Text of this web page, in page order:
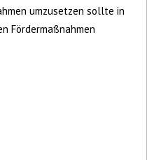
umzusetzen sollte in
Fördermaßnahmen